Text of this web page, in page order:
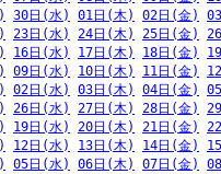
30日(水) 01日(木) 02日(金)
23日(水) 24日(木) 25日(金)
16日(水) 17日(木) 18日(金)
09日(水) 10日(木) 11日(金)
02日(水) 03日(木) 04日(金)
26日(水) 27日(木) 28日(金)
19日(水) 20日(木) 21日(金)
12日(水) 13日(木) 14日(金)
05日(水) 06日(木) 07日(金)